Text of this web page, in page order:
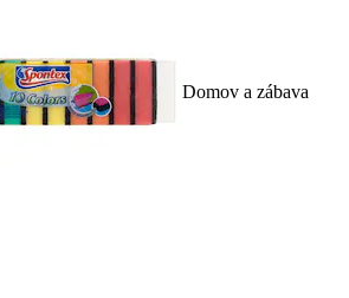
Domov a zábava